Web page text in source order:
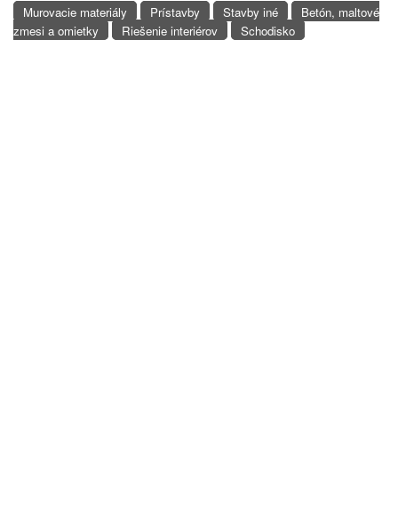
Murovacie materiály Prístavby Stavby iné
Betón, maltové
zmesi a omietky
Riešenie interiérov Schodisko